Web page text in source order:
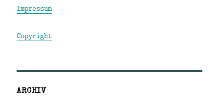
Impressum
Copyright
ARCHIV